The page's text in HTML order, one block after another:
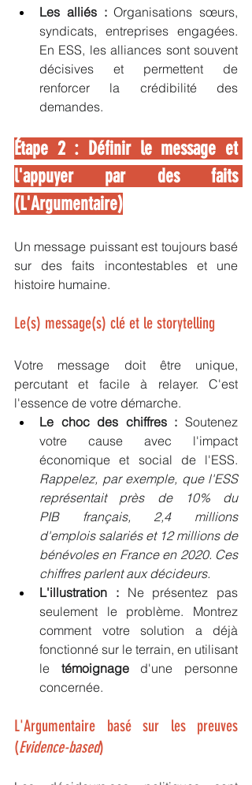
Les alliés : Organisations sœurs,
syndicats, entreprises engagées.
En ESS, les alliances sont souvent
décisives et permettent de
renforcer la crédibilité des
demandes.
Étape 2 : Définir le message et
l'appuyer par des faits
(L'Argumentaire)
Un message puissant est toujours basé
sur des faits incontestables et une
histoire humaine.
Le(s) message(s) clé et le storytelling
Votre message doit être unique,
percutant et facile à relayer. C'est
l'essence de votre démarche.
Le choc des chiffres : Soutenez
votre cause avec l'impact
Rappelez, par exemple, que l'ESS
représentait près de 10% du
PIB français, 2,4 millions
d'emplois salariés et 12 millions de
bénévoles en France en 2020. Ces
chiffres parlent aux décideurs.
L'illustration : Ne présentez pas
seulement le problème. Montrez
comment votre solution a déjà
fonctionné sur le terrain, en utilisant
le témoignage d'une personne
concernée.
L'Argumentaire basé sur les preuves
(Evidence-based)